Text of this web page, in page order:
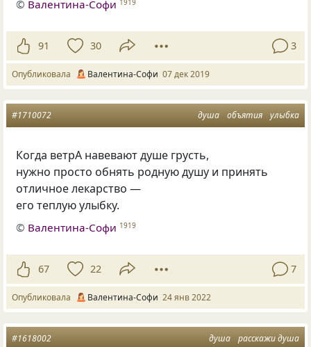
© Валентина-Софи 1919
91 30 3
Опубликовала Валентина-Софи 07 дек 2019
душа объятия улыбка
#1710072
Когда ветрА навевают душе грусть,
нужно просто обнять родную душу и принять
отличное лекарство —
его теплую улыбку.
© Валентина-Софи 1919
67 22 7
Опубликовала Валентина-Софи 24 янв 2022
душа расскажи душа
#1618002